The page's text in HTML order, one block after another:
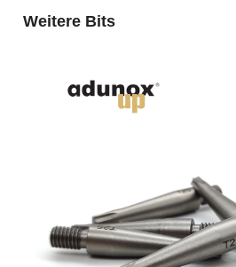
Produktgalerie überspringen
Weitere Bits